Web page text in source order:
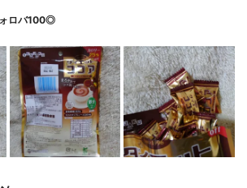
ロバ100◎